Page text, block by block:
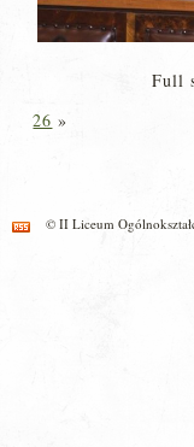
Full
26 »
© II Liceum